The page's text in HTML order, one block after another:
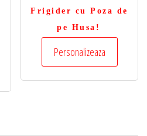
Frigider cu Poza de
pe Husa!
Personalizeaza